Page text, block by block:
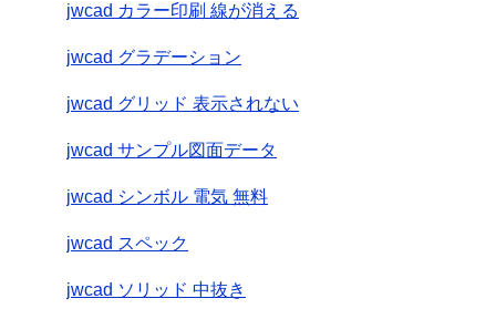
jwcad カラー印刷 線が消える
jwcad グラデーション
jwcad グリッド 表示されない
jwcad サンプル図面データ
jwcad シンボル 電気 無料
jwcad スペック
jwcad ソリッド 中抜き